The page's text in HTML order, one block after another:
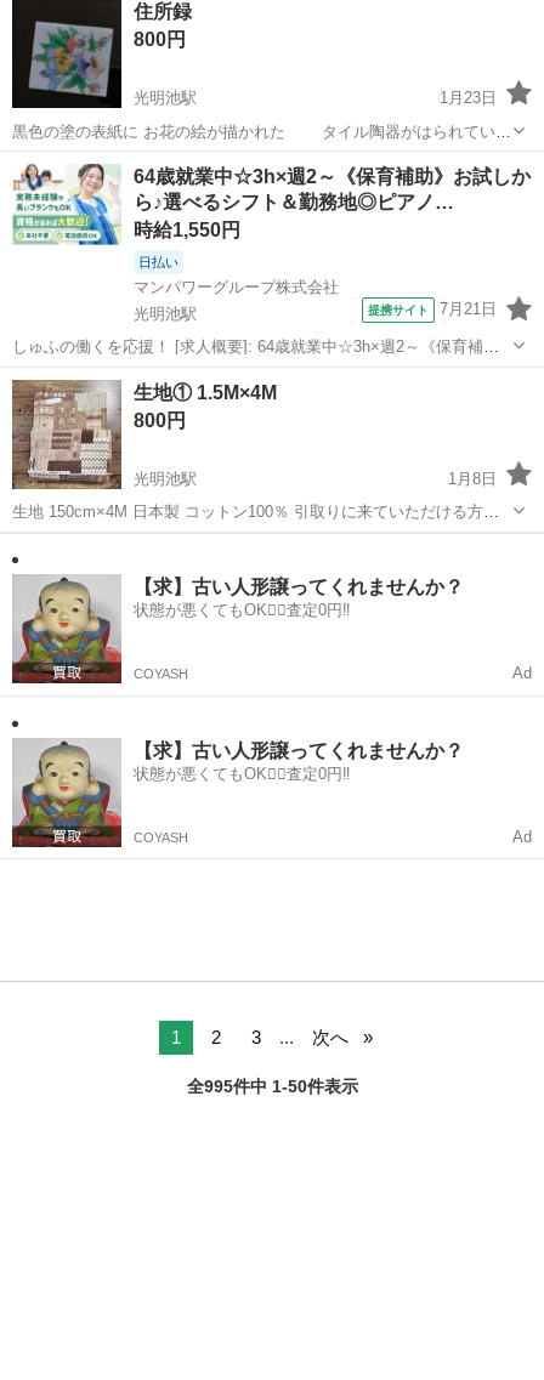
土・etcのオリジナルブレンド 室内育成用LED管理 植物ですので日々
樹形は...
住所録
800円
光明池駅
1月23日
黒色の塗の表紙に お花の絵が描かれた タイル陶器がはられている
可愛い住所録です。 高級感あります！ 縦ー17.5c 横ー12.5c 幅ー1.5c
住所録、電話録として ファイル！一生物‼️使えます‼️ 値下げ...
大阪 和泉市 光明池駅 その他
64歳就業中☆3h×週2～《保育補助》お試しか
ら♪選べるシフト＆勤務地◎ピアノ…
時給1,550円
日払い
マンパワーグループ株式会社
光明池駅
提携サイト 7月21日
しゅふの働くを応援！ [求人概要]: 64歳就業中☆3h×週2～《保育補
助》お試しから♪選べるシフト＆勤務地◎ピアノ・持ち帰り仕事・書類
業務なし★WワークOK！選べるお給料日◎日払いあり♪しゅふ活躍 [職
種名]: 未経験...
大阪 堺市 光明池駅
生地① 1.5M×4M
800円
光明池駅
1月8日
生地 150cm×4M 日本製 コットン100％ 引取りに来ていただける方の
みお願い致します☆(⋆ᵕᴗᵕ⋆)
【求】古い人形譲ってくれませんか？
状態が悪くてもOK🙆‍♀️査定0円‼️
COYASH Ad
【求】古い人形譲ってくれませんか？
状態が悪くてもOK🙆‍♀️査定0円‼️
COYASH Ad
1 2 3 ... 次へ
全995件中 1-50件表示